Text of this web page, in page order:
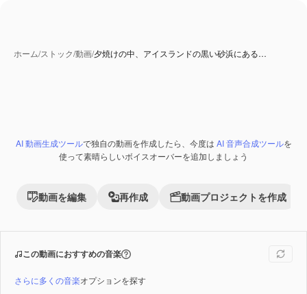
ホーム/ストック/動画/夕焼けの中、アイスランドの黒い砂浜にある…
Premium
AI 動画生成ツールで独自の動画を作成したら、今度は AI 音声合成ツールを
使って素晴らしいボイスオーバーを追加しましょう
動画を編集 再作成 動画プロジェクトを作成
この動画におすすめの音楽
さらに多くの音楽オプションを探す